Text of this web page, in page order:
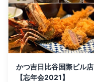
かつ吉日比谷国際ビル店
【忘年会2021】